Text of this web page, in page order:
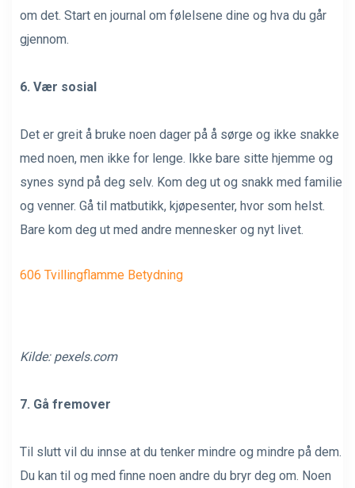
om det. Start en journal om følelsene dine og hva du går
gjennom.
6. Vær sosial
Det er greit å bruke noen dager på å sørge og ikke snakke
med noen, men ikke for lenge. Ikke bare sitte hjemme og
synes synd på deg selv. Kom deg ut og snakk med familie
og venner. Gå til matbutikk, kjøpesenter, hvor som helst.
Bare kom deg ut med andre mennesker og nyt livet.
606 Tvillingflamme Betydning
Kilde: pexels.com
7. Gå fremover
Til slutt vil du innse at du tenker mindre og mindre på dem.
Du kan til og med finne noen andre du bryr deg om. Noen